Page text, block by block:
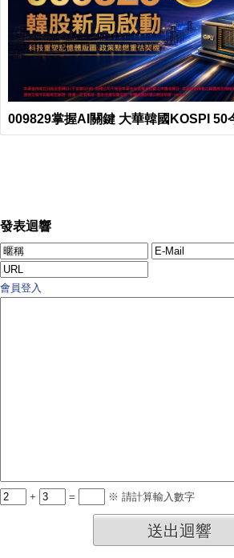
009829掌握AI關鍵 大華韓國KOSPI 50
發表迴響
會員登入
+ = ※ 請計算輸入數字
送出迴響